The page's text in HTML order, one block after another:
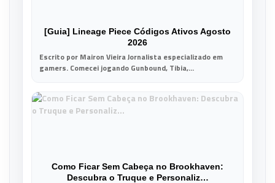
[Guia] Lineage Piece Códigos Ativos Agosto
2026
Escrito por Mairon Vieira Jornalista especializado em
gamers. Comecei jogando Gunbound, Tibia,...
Como Ficar Sem Cabeça no Brookhaven:
Descubra o Truque e Personaliz…